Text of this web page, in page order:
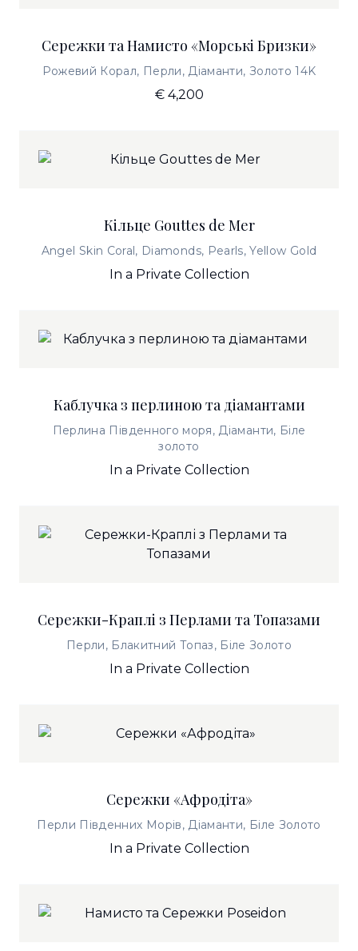
Сережки та Намисто «Морські Бризки»
Рожевий Корал, Перли, Діаманти, Золото 14K
€ 4,200
Кільце Gouttes de Mer
Angel Skin Coral, Diamonds, Pearls, Yellow Gold
In a Private Collection
Каблучка з перлиною та діамантами
Перлина Південного моря, Діаманти, Біле
золото
In a Private Collection
Сережки-Краплі з Перлами та Топазами
Перли, Блакитний Топаз, Біле Золото
In a Private Collection
Сережки «Афродіта»
Перли Південних Морів, Діаманти, Біле Золото
In a Private Collection